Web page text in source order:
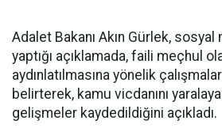
Adalet Bakanı Akın Gürlek, sosyal
yaptığı açıklamada, faili meçhul
aydınlatılmasına yönelik
belirterek, kamu vicdanını
gelişmeler kaydedildiğini açıkladı.